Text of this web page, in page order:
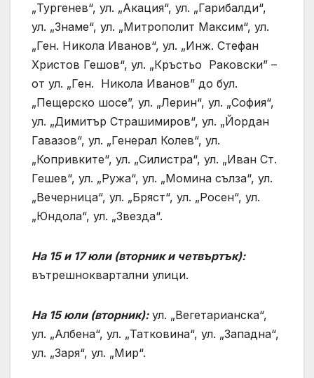
„Тургенев“, ул. „Акация“, ул. „Гарибалди“,
ул. „Знаме“, ул. „Митрополит Максим“, ул.
„Ген. Никола Иванов“, ул. „Инж. Стефан
Христов Гешов“, ул. „Кръстьо Раковски” –
от ул. „Ген. Никола Иванов” до бул.
„Пещерско шосе”, ул. „Лерин“, ул. „София“,
ул. „Димитър Страшимиров“, ул. „Йордан
Гавазов“, ул. „Генерал Колев“, ул.
„Копривките“, ул. „Силистра“, ул. „Иван Ст.
Гешев“, ул. „Ружа“, ул. „Момина сълза“, ул.
„Вечерница“, ул. „Бряст“, ул. „Росен“, ул.
„Юндола“, ул. „Звезда“.
На 15 и 17 юли (вторник и четвъртък):
вътрешноквартални улици.
На 15 юли (вторник):ул. „Вегетарианска“,
ул. „Албена“, ул. „Татковина“, ул. „Западна“,
ул. „Заря“, ул. „Мир“.